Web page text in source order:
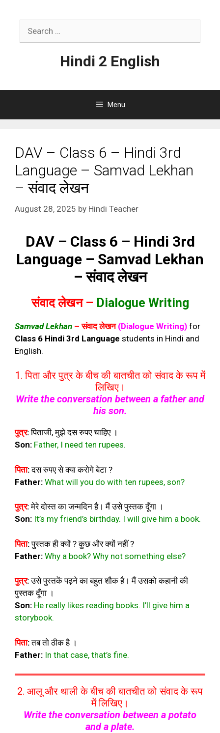
Hindi 2 English
Menu
DAV – Class 6 – Hindi 3rd
Language – Samvad Lekhan
– संवाद लेखन
August 28, 2025 by Hindi Teacher
DAV – Class 6 – Hindi 3rd
Language – Samvad Lekhan
– संवाद लेखन
संवाद लेखन – Dialogue Writing
Samvad Lekhan – संवाद लेखन (Dialogue Writing) for
Class 6 Hindi 3rd Language students in Hindi and
English.
1. पिता और पुत्र के बीच की बातचीत को संवाद के रूप में
लिखिए।
Write the conversation between a father and
his son.
पुत्र:पिताजी, मुझे दस रुपए चाहिए ।
Son: Father, I need ten rupees.
पिता:दस रुपए से क्या करोगे बेटा ?
Father: What will you do with ten rupees, son?
पुत्र:मेरे दोस्त का जन्मदिन है। मैं उसे पुस्तक दूँगा ।
Son: It’s my friend’s birthday. I will give him a book.
पिता:पुस्तक ही क्यों ? कुछ और क्यों नहीं ?
Father: Why a book? Why not something else?
पुत्र:उसे पुस्तकें पढ़ने का बहुत शौक है। मैं उसको कहानी की
पुस्तक दूँगा ।
Son: He really likes reading books. I’ll give him a
storybook.
पिता:तब तो ठीक है ।
Father: In that case, that’s fine.
2. आलू और थाली के बीच की बातचीत को संवाद के रूप
में लिखिए।
Write the conversation between a potato
and a plate.